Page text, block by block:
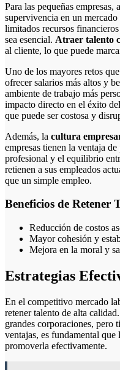
Para las pequeñas empresas, atraer y retener talento es crucial no solo para su crecimiento, sino también para su
supervivencia en un
limitados recursos
sea esencial. Atraer talento
al cliente, lo que puede
Uno de los mayores retos
ofrecer salarios más altos y
ambiente de trabajo más
impacto directo en el éxito
que puede ser costosa y
Además, la cultura
empresas tienen la ventaja
profesional y el equilibrio
retienen a sus empleados
que un simple empleo.
Beneficios de Retener
Reducción de costos
Mayor cohesión y
Mejora en la moral y
Estrategias
En el competitivo mercado
retener talento de alta
grandes corporaciones, pero
ventajas, es fundamental que
promoverla efectivamente.